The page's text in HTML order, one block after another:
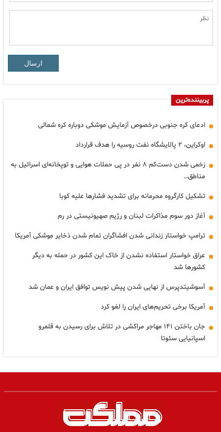
ارسال
پربیننده‌ترین
ادعای کره جنوبی درخصوص آزمایش موشکی دوباره کره شمالی
اوکراین، ۲ پالایشگاه نفت روسیه را هدف قرارداد
زخمی شدن دست‌کم ۸ نفر در پی حملات هوایی و توپخانه‌ای اسرائیل به
مناطق…
تشکیل کارگروه محرمانه برای تشدید فشارها علیه کوبا
آغاز دور سوم مذاکرات لبنان و رژیم صهیونیستی در رم
ترامپ خواستار زندانی شدن افشاگران تمام شدن ذخایر موشکی آمریکا
عراق خواستار استفاده نشدن از خاک این کشور در حمله به دیگر
کشورها شد
آسوشیتدپرس از نهایی شدن پیش نویس توافق ایران و عمان شد
آمریکا برخی تحریم‌های ایران را لغو کرد
جان باختن ۱۴۱ مهاجر مراکشی در تلاش برای رسیدن به قلمرو
اسپانیایی سئوتا